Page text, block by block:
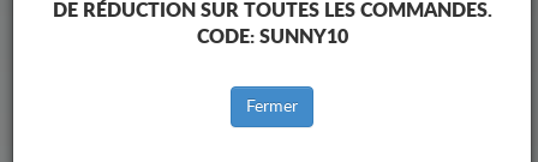
DE RÉDUCTION SUR TOUTES LES COMMANDES.
CODE: SUNNY10
Fermer